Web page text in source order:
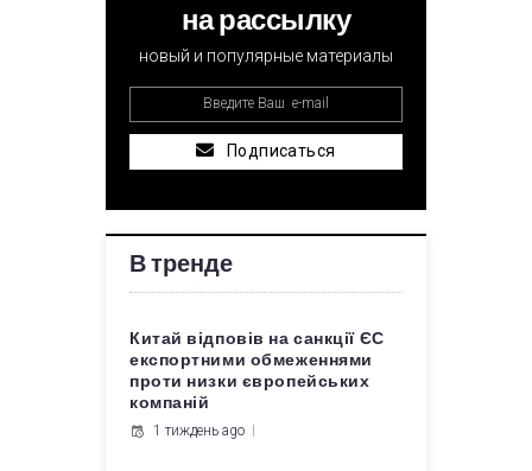
на рассылку
новый и популярные материалы
Подписаться
В тренде
Китай відповів на санкції ЄС
експортними обмеженнями
проти низки європейських
компаній
1 тиждень ago